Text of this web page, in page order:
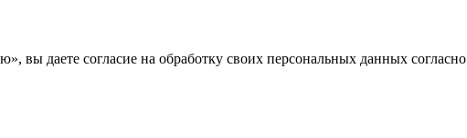
вы даете согласие на обработку своих персональных данных согласно